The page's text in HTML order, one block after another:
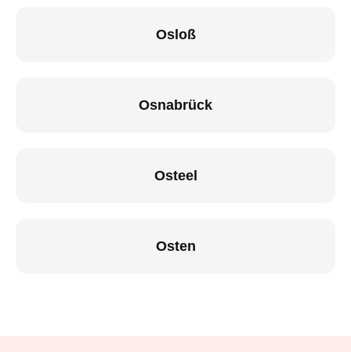
Osloß
Osnabrück
Osteel
Osten